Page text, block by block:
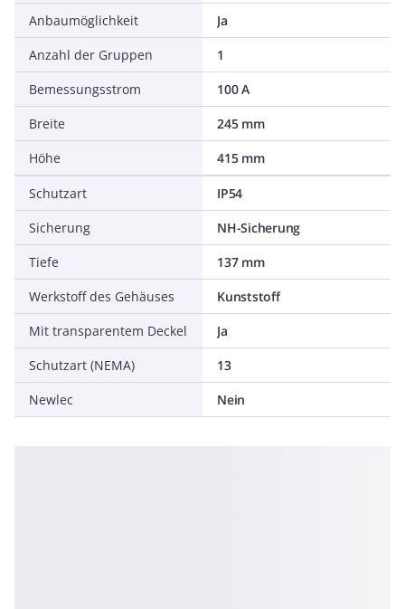
Anbaumöglichkeit
Ja
Anzahl der Gruppen
1
Bemessungsstrom
100 A
Breite
245 mm
Höhe
415 mm
Schutzart
IP54
Sicherung
NH-Sicherung
Tiefe
137 mm
Werkstoff des Gehäuses
Kunststoff
Mit transparentem Deckel
Ja
Schutzart (NEMA)
13
Newlec
Nein